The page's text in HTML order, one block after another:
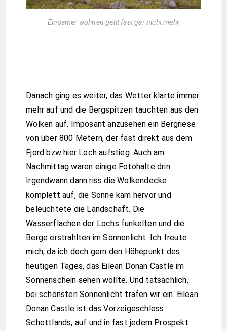
Einsamer wohnen geht fast gar nicht mehr
Danach ging es weiter, das Wetter klarte immer
mehr auf und die Bergspitzen tauchten aus den
Wolken auf. Imposant anzusehen ein Bergriese
von über 800 Metern, der fast direkt aus dem
Fjord bzw hier Loch aufstieg. Auch am
Nachmittag waren einige Fotohalte drin.
Irgendwann dann riss die Wolkendecke
komplett auf, die Sonne kam hervor und
beleuchtete die Landschaft. Die
Wasserflächen der Lochs funkelten und die
Berge erstrahlten im Sonnenlicht. Ich freute
mich, da ich doch gern den Höhepunkt des
heutigen Tages, das Eilean Donan Castle im
Sonnenschein sehen wollte. Und tatsächlich,
bei schönsten Sonnenlicht trafen wir ein. Eilean
Donan Castle ist das Vorzeigeschloss
Schottlands, auf und in fast jedem Prospekt